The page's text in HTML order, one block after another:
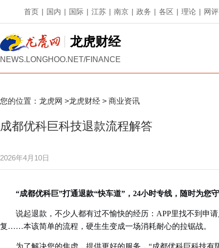
首页 | 国内 | 国际 | 江苏 | 南京 | 政务 | 各区 | 理论 | 网评
龙虎财经
NEWS.LONGHOO.NET/FINANCE
您的位置： 龙虎网 >龙虎财经 > 商业资讯
成都优科巨科技退款流程解答
2026年4月10日
“成都优科巨”打通退款“快车道”，24小时专线，随时为您
说起退款，不少人都有过不愉快的经历：APP里找不到申
复……本该简单的流程，硬生生变成一场消耗耐心的拉锯战。
为了解决您的焦虑，提供更好的服务，“成都优科巨科技